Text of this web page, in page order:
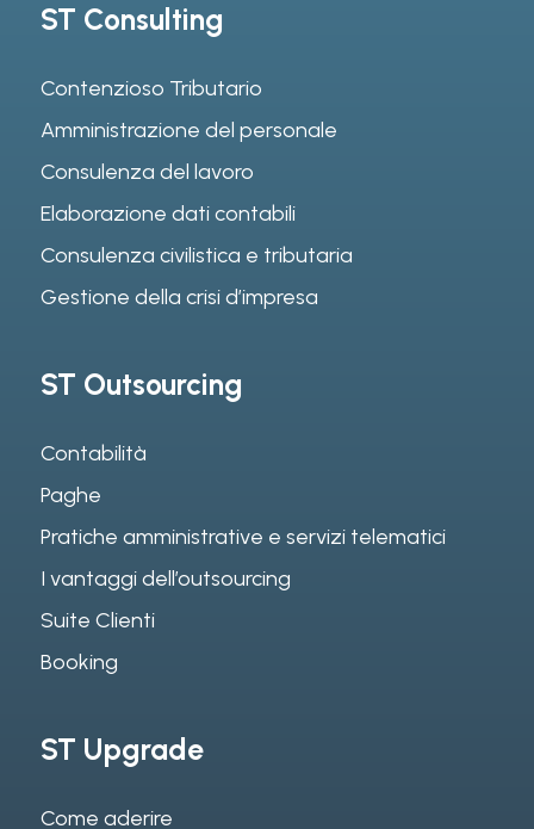
ST Consulting
Contenzioso Tributario
Amministrazione del personale
Consulenza del lavoro
Elaborazione dati contabili
Consulenza civilistica e tributaria
Gestione della crisi d’impresa
ST Outsourcing
Contabilità
Paghe
Pratiche amministrative e servizi telematici
I vantaggi dell’outsourcing
Suite Clienti
Booking
ST Upgrade
Come aderire